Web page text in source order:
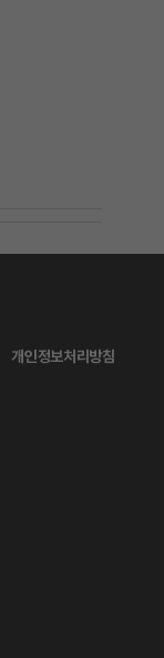
개인정보처리방침